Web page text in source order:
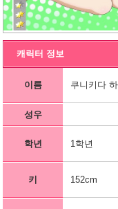
캐릭터 정보
이름 쿠니키다
성우
학년 1학년
키 152cm